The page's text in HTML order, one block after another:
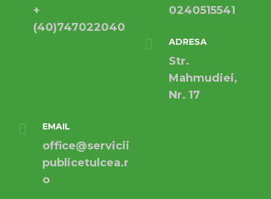
+
(40)747022040
0240515541
ADRESA
Str.
Mahmudiei,
Nr. 17
EMAIL
office@servicii
publicetulcea.r
o